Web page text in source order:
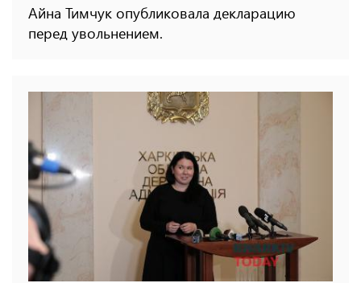
Айна Тимчук опубликовала декларацию
перед увольнением.